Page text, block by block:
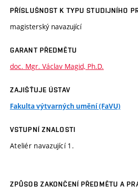
PŘÍSLUŠNOST K TYPU STUDIJNÍHO
magisterský navazující
GARANT PŘEDMĚTU
doc. Mgr. Václav Magid, Ph.D.
ZAJIŠŤUJE ÚSTAV
Fakulta výtvarných umění (FaVU)
VSTUPNÍ ZNALOSTI
Ateliér navazující 1.
ZPŮSOB ZAKONČENÍ PŘEDMĚTU A